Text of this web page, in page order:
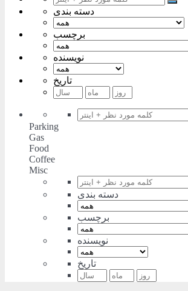
دسته بندی
برچسب
نویسنده
تاریخ
Parking
Gas
Food
Coffee
Misc
دسته بندی
برچسب
نویسنده
تاریخ